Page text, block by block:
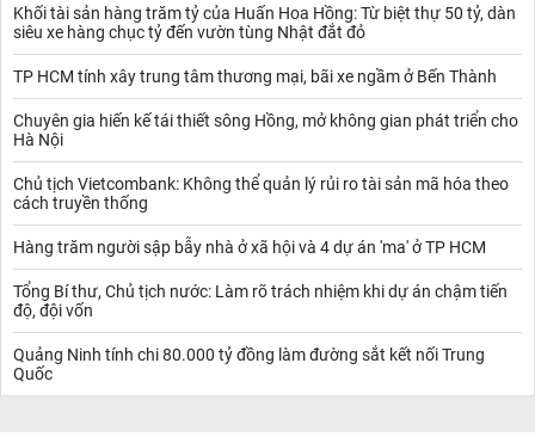
Khối tài sản hàng trăm tỷ của Huấn Hoa Hồng: Từ biệt thự 50 tỷ, dàn
siêu xe hàng chục tỷ đến vườn tùng Nhật đắt đỏ
TP HCM tính xây trung tâm thương mại, bãi xe ngầm ở Bến Thành
Chuyên gia hiến kế tái thiết sông Hồng, mở không gian phát triển cho
Hà Nội
Chủ tịch Vietcombank: Không thể quản lý rủi ro tài sản mã hóa theo
cách truyền thống
Hàng trăm người sập bẫy nhà ở xã hội và 4 dự án 'ma' ở TP HCM
Tổng Bí thư, Chủ tịch nước: Làm rõ trách nhiệm khi dự án chậm tiến
độ, đội vốn
Quảng Ninh tính chi 80.000 tỷ đồng làm đường sắt kết nối Trung
Quốc